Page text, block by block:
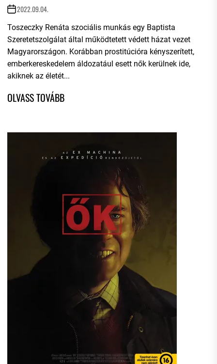
2022.09.04.
Toszeczky Renáta szociális munkás egy Baptista
Szeretetszolgálat által működtetett védett házat vezet
Magyarországon. Korábban prostitúcióra kényszerített,
emberkereskedelem áldozatául esett nők kerülnek ide,
akiknek az életét...